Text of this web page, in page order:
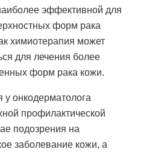
эффективной для
форм рака
химиотерапия может
для лечения более
форм рака кожи.
у онкодерматолога
профилактической
подозрения на
заболевание кожи, а